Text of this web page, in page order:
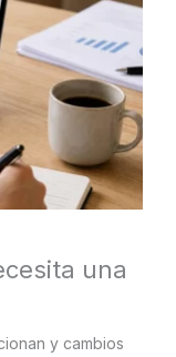
una
y cambios